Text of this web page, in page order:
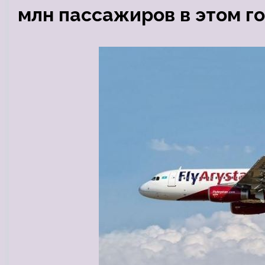
млн пассажиров в этом